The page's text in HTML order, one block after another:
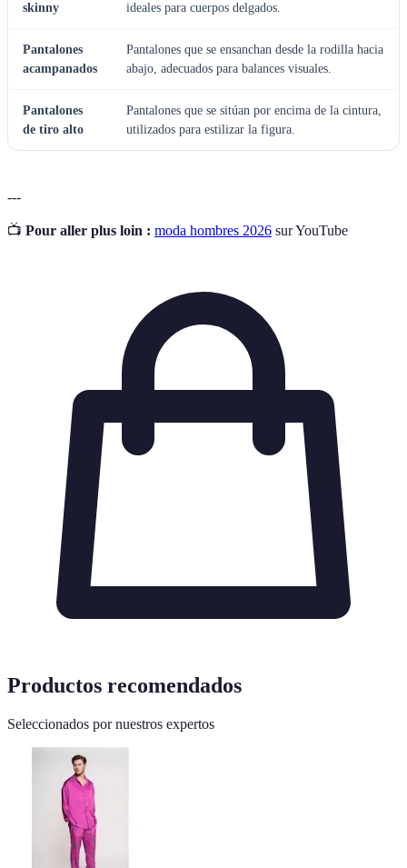
skinny
ideales para cuerpos delgados.
Pantalones
acampanados
Pantalones que se ensanchan desde la rodilla hacia
abajo, adecuados para balances visuales.
Pantalones
de tiro alto
Pantalones que se sitúan por encima de la cintura,
utilizados para estilizar la figura.
---
📺 Pour aller plus loin : moda hombres 2026 sur YouTube
Productos recomendados
Seleccionados por nuestros expertos